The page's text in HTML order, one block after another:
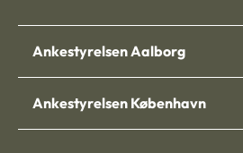
Ankestyrelsen Aalborg
Ankestyrelsen København